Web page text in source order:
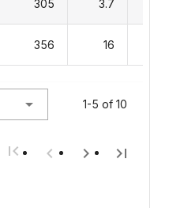
305 3.7
356 16
1-5 of 10